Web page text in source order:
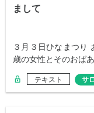
まして
３月３日ひなまつり
歳の女性とそのおば
テキスト サ